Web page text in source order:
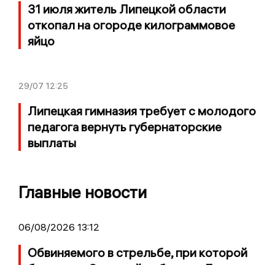
31 июля житель Липецкой области
откопал на огороде килограммовое
яйцо
29/07 12:25
Липецкая гимназия требует с молодого
педагога вернуть губернаторские
выплаты
Главные новости
06/08/2026 13:12
Обвиняемого в стрельбе, при которой